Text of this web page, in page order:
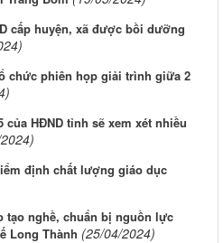
cấp huyện, xã được bồi dưỡng
chức phiên họp giải trình giữa 2
của HĐND tỉnh sẽ xem xét nhiều
định chất lượng giáo dục
tạo nghề, chuẩn bị nguồn lực
Long Thành (25/04/2024)